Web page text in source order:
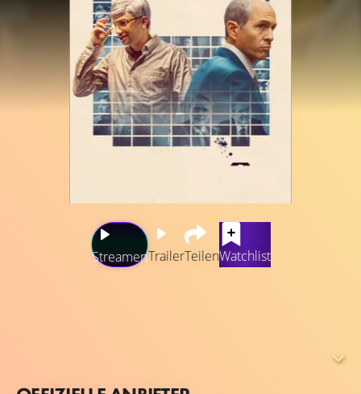
StreamenTrailerTeilenWatchlist
Art auf dem Markt durchsetzten. Die Co-CEOs Mike